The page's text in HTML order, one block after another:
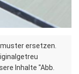
ersetzen.
Inhalte "Abb.